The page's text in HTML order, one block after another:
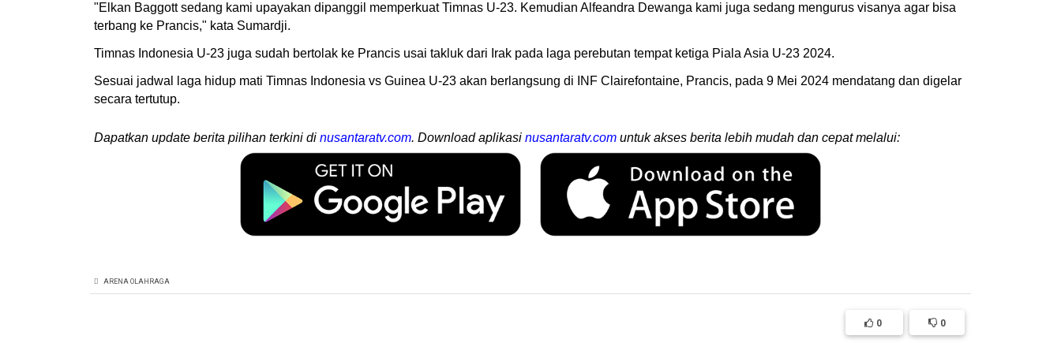
"Elkan Baggott sedang kami upayakan dipanggil memperkuat Timnas U-23. Kemudian Alfeandra Dewanga kami juga sedang mengurus visanya agar bisa
terbang ke Prancis," kata Sumardji.
Timnas Indonesia U-23 juga sudah bertolak ke Prancis usai takluk dari Irak pada laga perebutan tempat ketiga Piala Asia U-23 2024.
Sesuai jadwal laga hidup mati Timnas Indonesia vs Guinea U-23 akan berlangsung di INF Clairefontaine, Prancis, pada 9 Mei 2024 mendatang dan digelar
secara tertutup.
Dapatkan update berita pilihan terkini di nusantaratv.com. Download aplikasi nusantaratv.com untuk akses berita lebih mudah dan cepat melalui:
ARENA OLAHRAGA
0 0